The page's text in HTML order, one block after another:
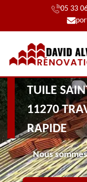
05 33
TUILE
11270
RAPIDE
Nous